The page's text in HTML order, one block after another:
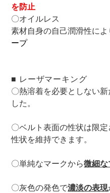
を防止
〇オイルレス
素材自身の自己潤滑性によ
ープ
■ レーザマーキング
〇熱溶着を必要としない
した。
〇ベルト表面の性状は限
性状を維持できます。
〇単純なマークから微細な
〇灰色の発色で濃淡の表現